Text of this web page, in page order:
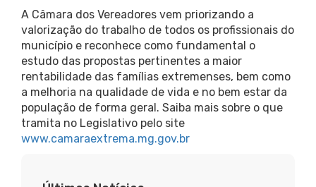
A Câmara dos Vereadores vem priorizando a
valorização do trabalho de todos os profissionais do
município e reconhece como fundamental o
estudo das propostas pertinentes a maior
rentabilidade das famílias extremenses, bem como
a melhoria na qualidade de vida e no bem estar da
população de forma geral. Saiba mais sobre o que
tramita no Legislativo pelo site
www.camaraextrema.mg.gov.br